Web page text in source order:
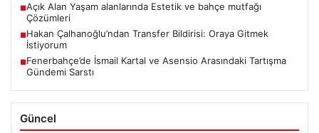
■Açık Alan Yaşam alanlarında Estetik ve bahçe mutfağı
Çözümleri
■Hakan Çalhanoğlu’ndan Transfer Bildirisi: Oraya Gitmek
İstiyorum
■Fenerbahçe’de İsmail Kartal ve Asensio Arasındaki Tartışma
Gündemi Sarstı
Güncel